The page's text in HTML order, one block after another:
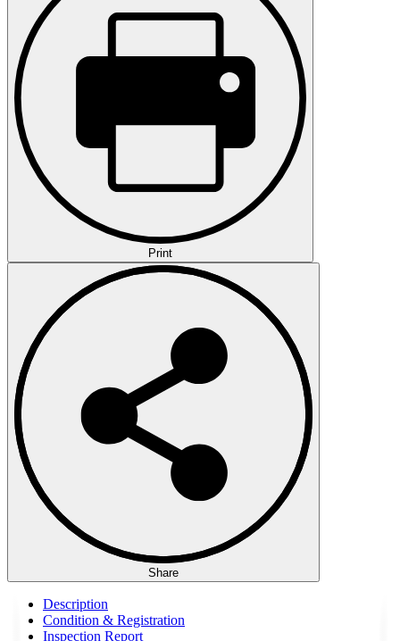
Print
Share
Description
Condition & Registration
Inspection Report